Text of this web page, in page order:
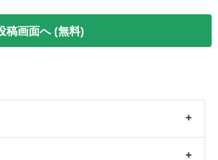
稿画面へ (無料)